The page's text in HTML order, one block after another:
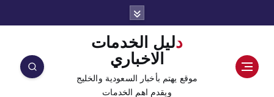
دليل الخدمات
الاخباري
موقع يهتم بأخبار السعودية والخليج
ويقدم اهم الخدمات